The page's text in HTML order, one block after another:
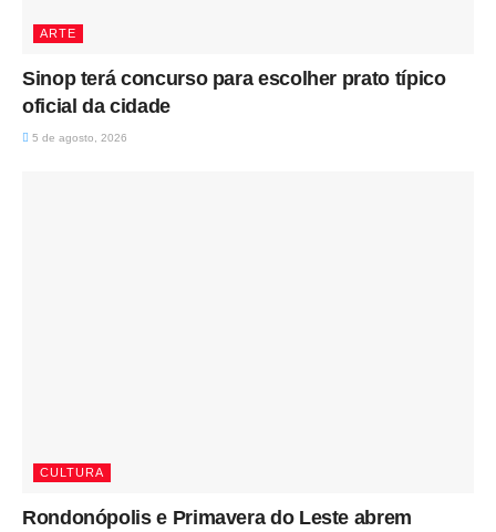
ARTE
Sinop terá concurso para escolher prato típico
oficial da cidade
5 de agosto, 2026
CULTURA
Rondonópolis e Primavera do Leste abrem